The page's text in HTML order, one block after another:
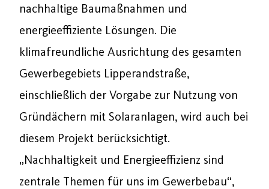
nachhaltige Baumaßnahmen und
energieeffiziente Lösungen. Die
klimafreundliche Ausrichtung des gesamten
Gewerbegebiets Lipperandstraße,
einschließlich der Vorgabe zur Nutzung von
Gründächern mit Solaranlagen, wird auch bei
diesem Projekt berücksichtigt.
„Nachhaltigkeit und Energieeffizienz sind
zentrale Themen für uns im Gewerbebau“,